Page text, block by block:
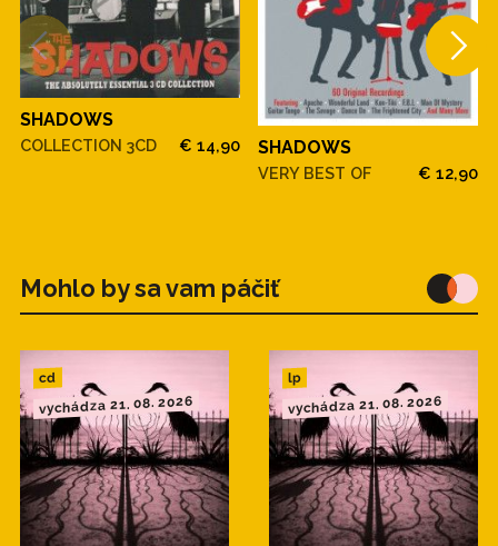
SHADOWS
COLLECTION 3CD € 14,90 SHADOWS
VERY BEST OF € 12,90
Mohlo by sa vam páčiť
cd
vychádza 21. 08. 2026
lp
vychádza 21. 08. 2026